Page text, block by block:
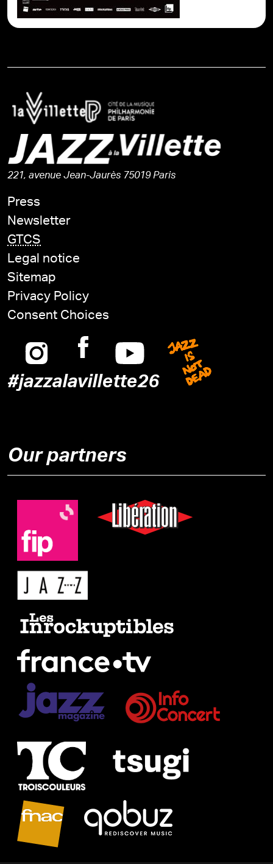
221, avenue Jean-Jaurès 75019 Paris
Press
Newsletter
GTCS
Legal notice
Sitemap
Privacy Policy
Consent Choices
Instagram
FacebookYoutube
#jazzalavillette26
Jazz is
Our partners